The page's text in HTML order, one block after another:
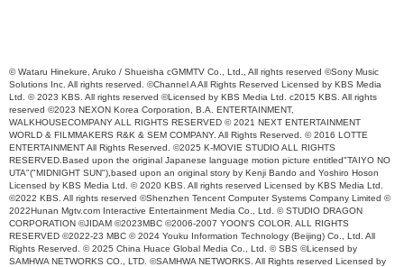
© Wataru Hinekure, Aruko / Shueisha cGMMTV Co., Ltd., All rights reserved ©Sony Music
Solutions Inc. All rights reserved. ©Channel A All Rights Reserved Licensed by KBS Media
Ltd. © 2023 KBS. All rights reserved ©Licensed by KBS Media Ltd. c2015 KBS. All rights
reserved ©2023 NEXON Korea Corporation, B.A. ENTERTAINMENT,
WALKHOUSECOMPANY ALL RIGHTS RESERVED © 2021 NEXT ENTERTAINMENT
WORLD & FILMMAKERS R&K & SEM COMPANY. All Rights Reserved. © 2016 LOTTE
ENTERTAINMENT All Rights Reserved. ©2025 K-MOVIE STUDIO ALL RIGHTS
RESERVED.Based upon the original Japanese language motion picture entitled"TAIYO NO
UTA"("MIDNIGHT SUN"),based upon an original story by Kenji Bando and Yoshiro Hoson
Licensed by KBS Media Ltd. © 2020 KBS. All rights reserved Licensed by KBS Media Ltd.
©2022 KBS. All rights reserved ©Shenzhen Tencent Computer Systems Company Limited ©
2022Hunan Mgtv.com Interactive Entertainment Media Co., Ltd. © STUDIO DRAGON
CORPORATION ©JIDAM ©2023MBC ©2006-2007 YOON'S COLOR. ALL RIGHTS
RESERVED ©2022-23 MBC © 2024 Youku Information Technology (Beijing) Co., Ltd. All
Rights Reserved. © 2025 China Huace Global Media Co., Ltd. © SBS ©Licensed by
SAMHWA NETWORKS CO., LTD. ©SAMHWA NETWORKS. All Rights reserved Licensed by